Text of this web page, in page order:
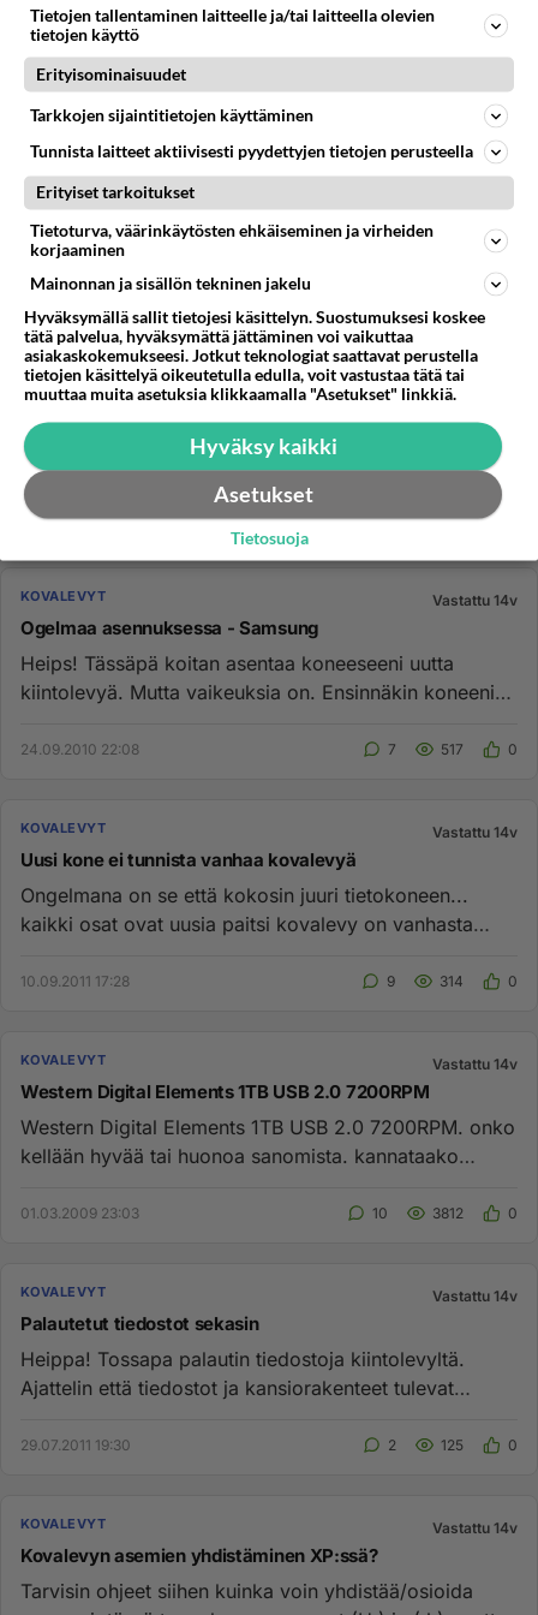
Elikkäs.. Kun käynnistän koneen, bios tunnistaa
kovalevyn, mutta sittenkun menee eteenpäin se
valittaa jotain bootable d...
28.07.2007 05:44
KOVALEVYT Vastattu 14v
Ogelmaa asennuksessa - Samsung
Heips! Tässäpä koitan asentaa koneeseeni uutta
kiintolevyä. Mutta vaikeuksia on. Ensinnäkin koneeni
24.09.2010 22:08 7 517 0
KOVALEVYT Vastattu 14v
Uusi kone ei tunnista vanhaa kovalevyä
Ongelmana on se että kokosin juuri tietokoneen...
kaikki osat ovat uusia paitsi kovalevy on vanhasta
10.09.2011 17:28 9 314 0
KOVALEVYT Vastattu 14v
Western Digital Elements 1TB USB 2.0 7200RPM
Western Digital Elements 1TB USB 2.0 7200RPM. onko
kellään hyvää tai huonoa sanomista. kannataako
01.03.2009 23:03 10 3812 0
KOVALEVYT Vastattu 14v
Palautetut tiedostot sekasin
Heippa! Tossapa palautin tiedostoja kiintolevyltä.
Ajattelin että tiedostot ja kansiorakenteet tulevat
29.07.2011 19:30 2 125 0
KOVALEVYT Vastattu 14v
Kovalevyn asemien yhdistäminen XP:ssä?
Tarvisin ohjeet siihen kuinka voin yhdistää/osioida
Tietojen tallentaminen laitteelle ja/tai laitteella olevien
tietojen käyttö
Erityisominaisuudet
Tarkkojen sijaintitietojen käyttäminen
Tunnista laitteet aktiivisesti pyydettyjen tietojen perusteella
Erityiset tarkoitukset
Tietoturva, väärinkäytösten ehkäiseminen ja virheiden
korjaaminen
Mainonnan ja sisällön tekninen jakelu
Hyväksymällä sallit tietojesi käsittelyn. Suostumuksesi koskee
tätä palvelua, hyväksymättä jättäminen voi vaikuttaa
asiakaskokemukseesi. Jotkut teknologiat saattavat perustella
tietojen käsittelyä oikeutetulla edulla, voit vastustaa tätä tai
muuttaa muita asetuksia klikkaamalla "Asetukset" linkkiä.
Hyväksy kaikki
Asetukset
Tietosuoja